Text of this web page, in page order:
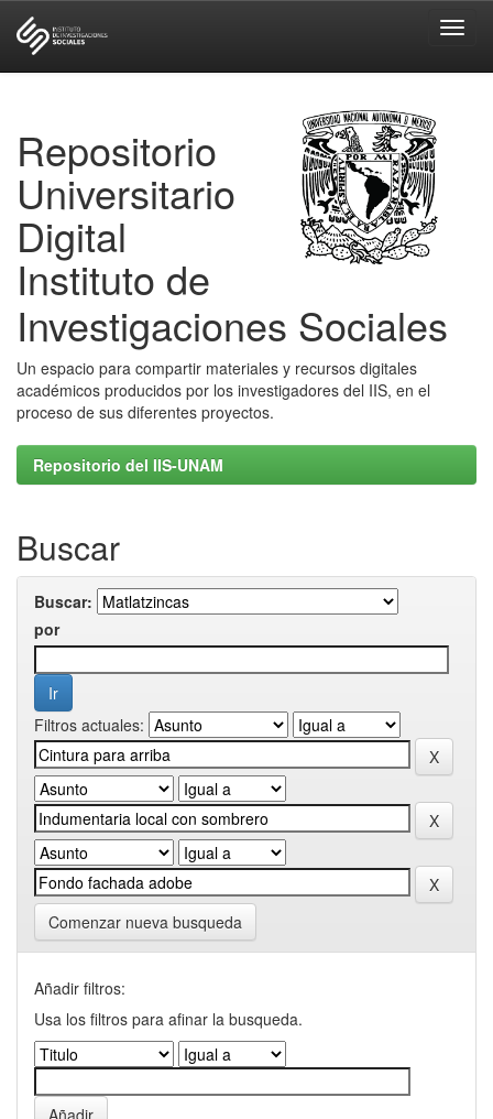
Repositorio
Universitario
Digital
Instituto de
Investigaciones Sociales
Un espacio para compartir materiales y recursos digitales
académicos producidos por los investigadores del IIS, en el
proceso de sus diferentes proyectos.
Repositorio del IIS-UNAM
Buscar
Buscar:
por
Filtros actuales:
Comenzar nueva busqueda
Añadir filtros:
Usa los filtros para afinar la busqueda.